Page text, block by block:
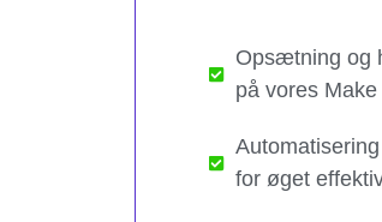
Opsætning og
på vores
for øget